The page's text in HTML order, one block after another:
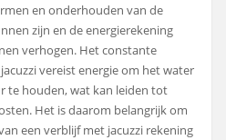
en onderhouden van de
zijn en de energierekening
verhogen. Het constante
vereist energie om het water
te houden, wat kan leiden tot
Het is daarom belangrijk om
een verblijf met jacuzzi rekening